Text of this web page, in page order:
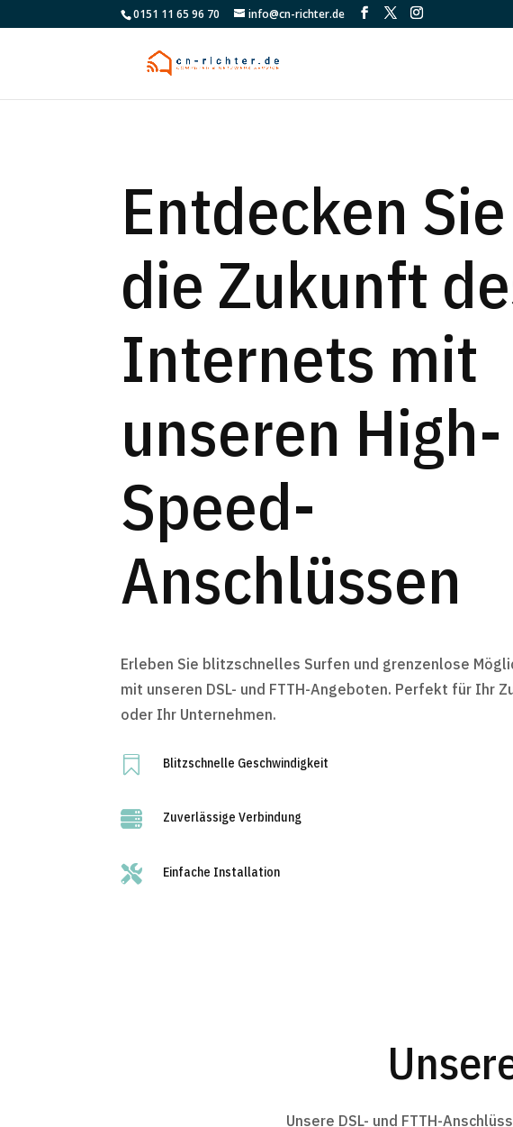
0151 11 65 96 70 info@cn-richter.de
Entdecken Sie
die Zukunft
Internets mit
unseren High-
Speed-
Anschlüssen
Erleben Sie blitzschnelles Surfen und grenzenlose
mit unseren DSL- und FTTH-Angeboten. Perfekt für Ihr
oder Ihr Unternehmen.
 Blitzschnelle Geschwindigkeit
 Zuverlässige Verbindung
 Einfache Installation
Unsere DSL- und FTTH-